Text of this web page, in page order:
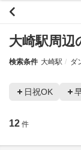
大崎駅周
検索条件 大崎駅 ダ
日祝OK
12 件